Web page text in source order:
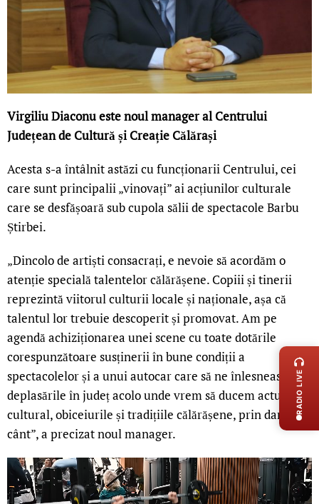
Virgiliu Diaconu este noul manager al Centrului
Județean de Cultură și Creație Călărași
Acesta s-a întâlnit astăzi cu funcționarii Centrului, cei
care sunt principalii „vinovați” ai acțiunilor culturale
care se desfășoară sub cupola sălii de spectacole Barbu
Știrbei.
„Dincolo de artiști consacrați, e nevoie să acordăm o
atenție specială talentelor călărășene. Copiii și tinerii
reprezintă viitorul culturii locale și naționale, așa că
talentul lor trebuie descoperit și promovat. Am pe
agendă achiziționarea unei scene cu toate dotările
corespunzătoare susținerii în bune condiții a
spectacolelor și a unui autocar care să ne înlesnească
deplasările în județ acolo unde vrem să ducem actul
cultural, obiceiurile și tradițiile călărășene, prin dans și
cânt”, a precizat noul manager.
RADIO LIVE